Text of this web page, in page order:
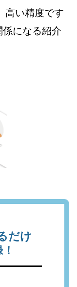
高い精度です
係になる紹介
だけ